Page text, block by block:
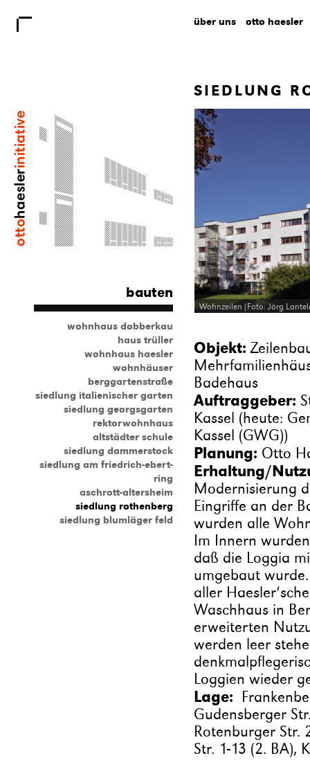
bauten
wohnhaus dobberkau
haus trüller
wohnhaus haesler
wohnhäuser
berggartenstraße
siedlung italienischer garten
siedlung georgsgarten
rektorwohnhaus
altstädter schule
siedlung dammerstock
siedlung am friedrich-ebert-
ring
aschrott-altersheim
siedlung rothenberg
siedlung blumläger feld
über uns otto haesler
SIEDLUNG
Wohnzeilen (Foto: Jörg
Objekt:
Badehaus
Auftraggeber:
Kassel (heute:
Kassel (GWG))
Planung: Otto
Erhaltung/
Modernisierung
Eingriffe an der
wurden alle
Im Innern
daß die Loggia
umgebaut
aller
Waschhaus in
erweiterten
werden leer
Loggien wieder
Lage:
Gudensberger
Rotenburger Str.
Str. 1-13 (2. BA),